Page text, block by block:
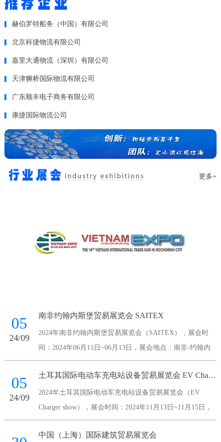
赫伯罗特船务（中国）有限公司
北京科捷物流有限公司
嘉里大通物流（深圳）有限公司
天津狮桥国际物流有限公司
广东顺丰电子商务有限公司
康捷国际物流公司
更多+
05
24/09
南非约翰内斯堡贸易展览会 SAITEX
2024年南非约翰内斯堡贸易展览会（SAITEX），展会时
间：2024年06月11日~06月13日，展会地点：南非-约翰内
斯堡-Maude Street Sandown 2196 South Africa-南非桑顿会议
中心，主办方：南非国家展览
05
24/09
土耳其国际电动车充电站设备贸易展览会 EV Charger show
2024年土耳其国际电动车充电站设备贸易展览会（EV
Charger show），展会时间：2024年11月13日~11月15日，
展会地点：土耳其-伊斯坦布尔-伊斯坦布尔展览中心，主办
方：Voli Fuar Hizmetleri A.S.
中国（上海）国际建筑贸易展览会